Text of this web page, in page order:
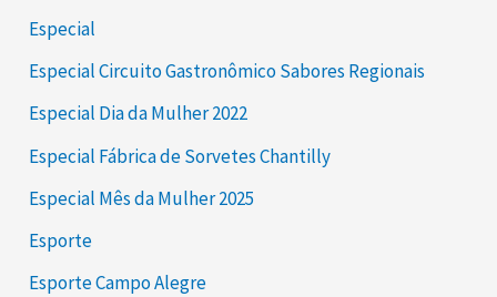
Especial
Especial Circuito Gastronômico Sabores Regionais
Especial Dia da Mulher 2022
Especial Fábrica de Sorvetes Chantilly
Especial Mês da Mulher 2025
Esporte
Esporte Campo Alegre